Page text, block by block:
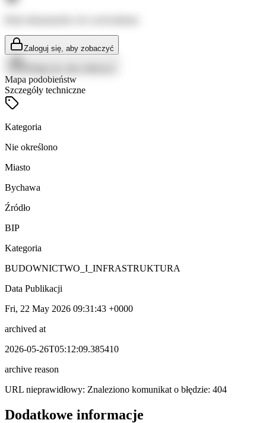
Zaloguj się, aby zobaczyć
Mapa podobieństw
Szczegóły techniczne
Kategoria
Nie określono
Miasto
Bychawa
Źródło
BIP
Kategoria
BUDOWNICTWO_I_INFRASTRUKTURA
Data Publikacji
Fri, 22 May 2026 09:31:43 +0000
archived at
2026-05-26T05:12:09.385410
archive reason
URL nieprawidłowy: Znaleziono komunikat o błędzie: 404
Dodatkowe informacje